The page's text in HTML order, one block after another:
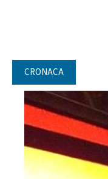
CRONACA